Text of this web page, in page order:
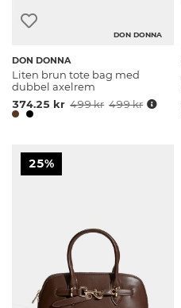
DON DONNA
DON DONNA
Liten brun tote bag med
dubbel axelrem
374.25 kr 499 kr 499 kr
25%